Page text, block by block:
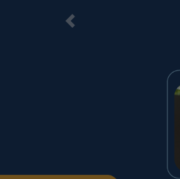
Previous